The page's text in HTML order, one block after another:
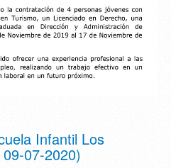
Infantil Los
07-2020)